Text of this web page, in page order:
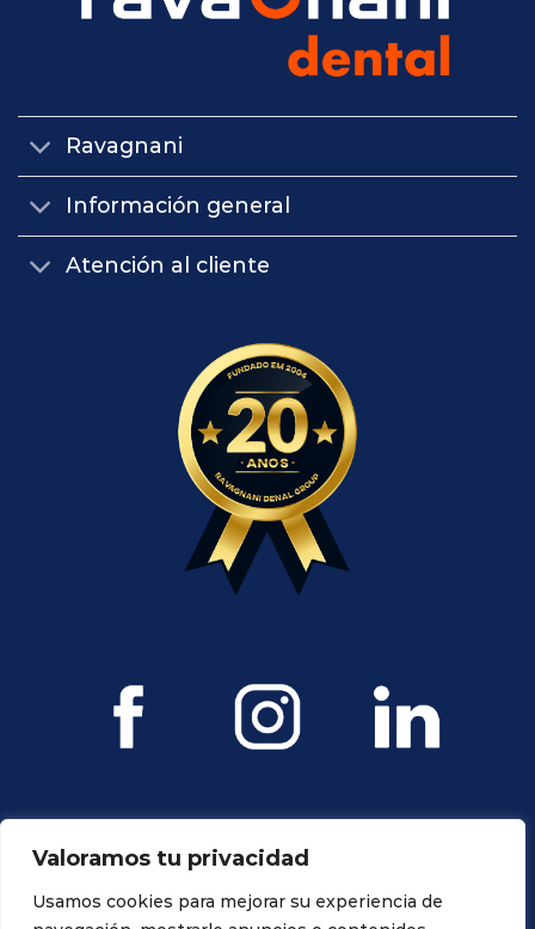
Valoramos tu privacidad
Usamos cookies para mejorar su experiencia de
Ravagnani
Información general
Atención al cliente